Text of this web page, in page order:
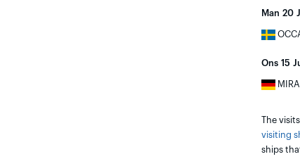
Man 20
Ons 15
MIRA
The
visiting
ships